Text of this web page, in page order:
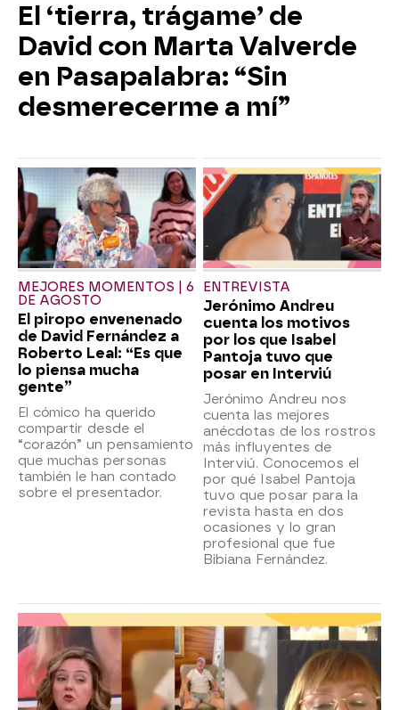
El ‘tierra, trágame’ de
David con Marta Valverde
en Pasapalabra: “Sin
desmerecerme a mí”
MEJORES MOMENTOS | 6
DE AGOSTO
El piropo envenenado
de David Fernández a
Roberto Leal: “Es que
lo piensa mucha
gente”
El cómico ha querido
compartir desde el
“corazón” un pensamiento
que muchas personas
también le han contado
sobre el presentador.
ENTREVISTA
Jerónimo Andreu
cuenta los motivos
por los que Isabel
Pantoja tuvo que
posar en Interviú
Jerónimo Andreu nos
cuenta las mejores
anécdotas de los rostros
más influyentes de
Interviú. Conocemos el
por qué Isabel Pantoja
tuvo que posar para la
revista hasta en dos
ocasiones y lo gran
profesional que fue
Bibiana Fernández.